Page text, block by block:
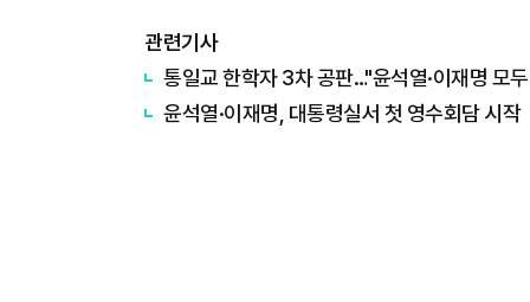
관련기사
통일교 한학자 3차 공판…"윤석열·이재명 모
윤석열·이재명, 대통령실서 첫 영수회담 시작